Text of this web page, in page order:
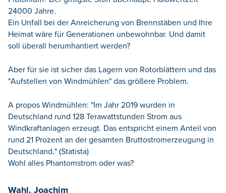
24000 Jahre.
Ein Unfall bei der Anreicherung von Brennstäben und Ihre
Heimat wäre für Generationen unbewohnbar. Und damit
soll überall herumhantiert werden?
Aber für sie ist sicher das Lagern von Rotorblättern und das
"Aufstellen von Windmühlen" das größere Problem.
A propos Windmühlen: "Im Jahr 2019 wurden in
Deutschland rund 128 Terawattstunden Strom aus
Windkraftanlagen erzeugt. Das entspricht einem Anteil von
rund 21 Prozent an der gesamten Bruttostromerzeugung in
Deutschland." (Statista)
Wohl alles Phantomstrom oder was?
Wahl, Joachim